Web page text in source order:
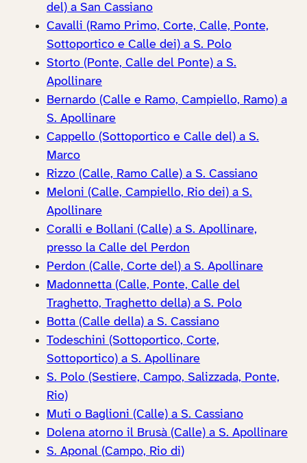
del) a San Cassiano
Cavalli (Ramo Primo, Corte, Calle, Ponte,
Sottoportico e Calle dei) a S. Polo
Storto (Ponte, Calle del Ponte) a S.
Apollinare
Bernardo (Calle e Ramo, Campiello, Ramo) a
S. Apollinare
Cappello (Sottoportico e Calle del) a S.
Marco
Rizzo (Calle, Ramo Calle) a S. Cassiano
Meloni (Calle, Campiello, Rio dei) a S.
Apollinare
Coralli e Bollani (Calle) a S. Apollinare,
presso la Calle del Perdon
Perdon (Calle, Corte del) a S. Apollinare
Madonnetta (Calle, Ponte, Calle del
Traghetto, Traghetto della) a S. Polo
Botta (Calle della) a S. Cassiano
Todeschini (Sottoportico, Corte,
Sottoportico) a S. Apollinare
S. Polo (Sestiere, Campo, Salizzada, Ponte,
Rio)
Muti o Baglioni (Calle) a S. Cassiano
Dolena atorno il Brusà (Calle) a S. Apollinare
S. Aponal (Campo, Rio di)